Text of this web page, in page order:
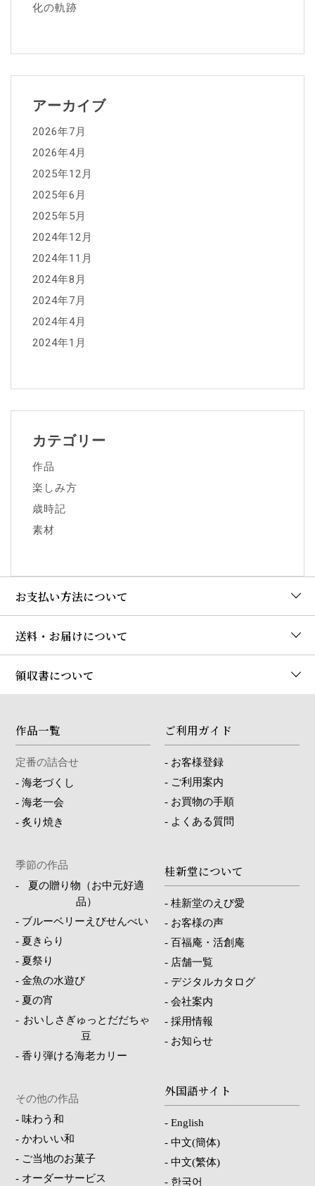
化の軌跡
アーカイブ
2026年7月
2026年4月
2025年12月
2025年6月
2025年5月
2024年12月
2024年11月
2024年8月
2024年7月
2024年4月
2024年1月
カテゴリー
作品
楽しみ方
歳時記
素材
お支払い方法について
送料・お届けについて
領収書について
作品一覧
定番の詰合せ
-海老づくし
-海老一会
-炙り焼き
季節の作品
-
夏の贈り物（お中元好適
品）
- ブルーベリーえびせんべい
- 夏きらり
- 夏祭り
-金魚の水遊び
- 夏の宵
- おいしさぎゅっとだだちゃ
豆
-香り弾ける海老カリー
その他の作品
- 味わう和
-かわいい和
- ご当地のお菓子
- オーダーサービス
ご利用ガイド
- お客様登録
- ご利用案内
- お買物の手順
- よくある質問
桂新堂について
-桂新堂のえび愛
- お客様の声
-百福庵・活創庵
- 店舗一覧
- デジタルカタログ
-会社案内
-採用情報
- お知らせ
外国語サイト
-English
-中文(簡体)
-中文(繁体)
- 한국어